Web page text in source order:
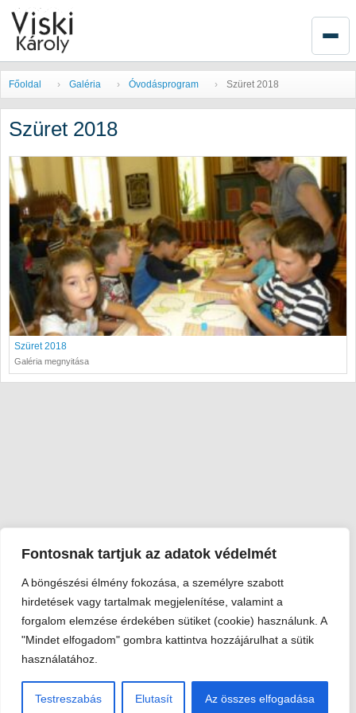
Fontosnak tartjuk az adatok védelmét
A böngészési élmény fokozása, a személyre szabott
hirdetések vagy tartalmak megjelenítése, valamint a
forgalom elemzése érdekében sütiket (cookie) használunk. A
"Mindet elfogadom" gombra kattintva hozzájárulhat a sütik
használatához.
Testreszabás Elutasít Az összes elfogadása
Főoldal Galéria Óvodásprogram Szüret 2018
Szüret 2018
Szüret 2018
Galéria megnyitása
Viski Károly Múzeum Kalocsa
6300 Kalocsa, Szent István király út 25. · Telefon:
351
© 2026 Viski Károly Múzeum Kalocsa